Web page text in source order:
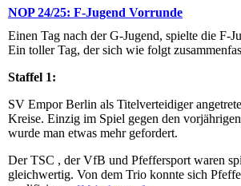
NOP 24/25: F-Jugend Vorrunde
Einen Tag nach der G-Jugend, spielte die F-
Ein toller Tag, der sich wie folgt
Staffel 1:
SV Empor Berlin als Titelverteidiger
Kreise. Einzig im Spiel gegen den
wurde man etwas mehr gefordert.
Der TSC , der VfB und Pfeffersport waren
gleichwertig. Von dem Trio konnte sich